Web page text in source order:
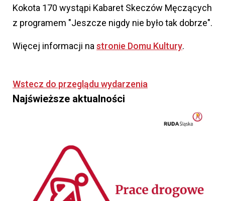
Kokota 170 wystąpi Kabaret Skeczów Męczących
z programem "Jeszcze nigdy nie było tak dobrze".
Więcej informacji na stronie Domu Kultury.
Wstecz do przeglądu wydarzenia
Najświeższe aktualności